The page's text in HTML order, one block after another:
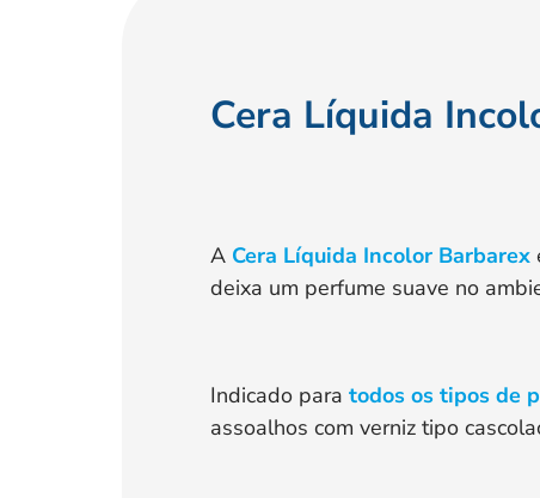
Cera Líquida
A Cera Líquida Incolor Barbarex
deixa um perfume suave no
Indicado para todos os tipos de
assoalhos com verniz tipo